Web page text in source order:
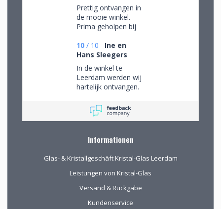
Prettig ontvangen in
de mooie winkel.
Prima geholpen bij
schitterend glaswerk
10 / 10
Ine en
Hans Sleegers
In de winkel te
Leerdam werden wij
hartelijk ontvangen.
rondkijken om alle
aanwezige pracht te
de juiste keuzes te
van ver kwamen
werd de aangeboden
gewaardeerd.
Informationen
Glas- & Kristallgeschäft Kristal-Glas Leerdam
Leistungen von Kristal-Glas
Versand & Rückgabe
Kundenservice